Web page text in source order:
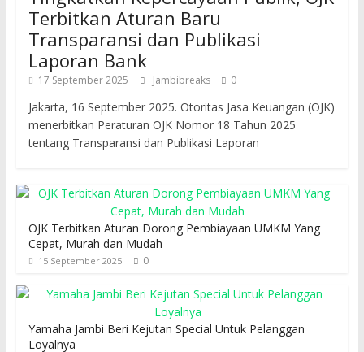
Terbitkan Aturan Baru
Transparansi dan Publikasi
Laporan Bank
17 September 2025 Jambibreaks 0
Jakarta, 16 September 2025. Otoritas Jasa Keuangan (OJK)
menerbitkan Peraturan OJK Nomor 18 Tahun 2025
tentang Transparansi dan Publikasi Laporan
OJK Terbitkan Aturan Dorong Pembiayaan UMKM Yang
Cepat, Murah dan Mudah
15 September 2025 0
Yamaha Jambi Beri Kejutan Special Untuk Pelanggan
Loyalnya